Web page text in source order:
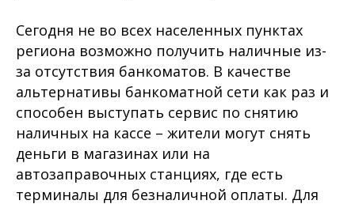
Сегодня не во всех населенных пунктах
региона возможно получить наличные из-
за отсутствия банкоматов. В качестве
альтернативы банкоматной сети как раз и
способен выступать сервис по снятию
наличных на кассе – жители могут снять
деньги в магазинах или на
автозаправочных станциях, где есть
терминалы для безналичной оплаты. Для